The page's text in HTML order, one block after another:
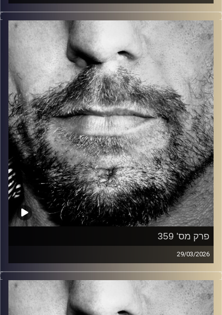
זיפים, מוזיקה מחוספסת של הופעות חיות. הרבה ג'אם, רוק,
בלוז, bluegrass, ג'אז, Fאנק, פרוגרסיב ואפילו אלקטרוניקה.
כל מה שחי, אמיתי ונושם.
עם שמוליק רגב.
קרדיט תמונות: David Goehring
פרק מס' 359
29/03/2026
זיפים, מוזיקה מחוספסת של הופעות חיות. הרבה ג'אם, רוק,
בלוז, bluegrass, ג'אז, Fאנק, פרוגרסיב ואפילו אלקטרוניקה.
כל מה שחי, אמיתי ונושם.
עם שמוליק רגב.